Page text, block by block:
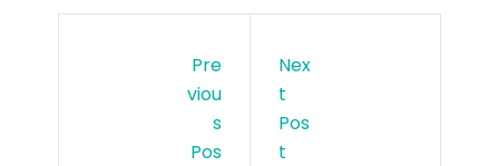
Pre
Viou
S
Pos
Nex
T
Pos
T